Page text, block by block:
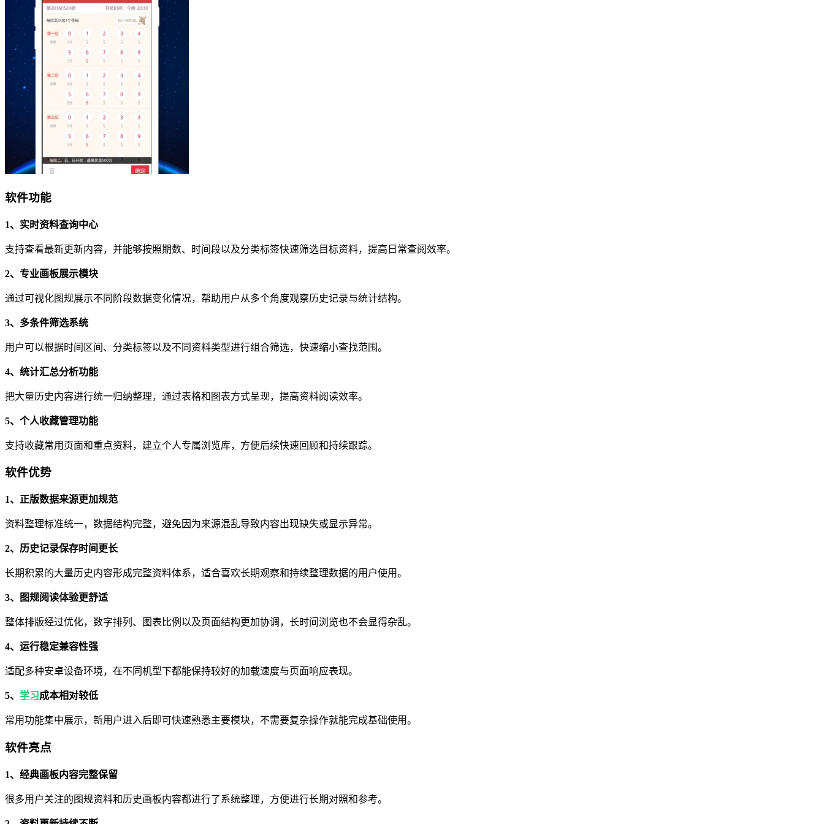
软件功能
1、实时资料查询中心
支持查看最新更新内容，并能够按照期数、时间段以及分类标签快速筛选目标资料，提高日常查阅效率。
2、专业画板展示模块
通过可视化图规展示不同阶段数据变化情况，帮助用户从多个角度观察历史记录与统计结构。
3、多条件筛选系统
用户可以根据时间区间、分类标签以及不同资料类型进行组合筛选，快速缩小查找范围。
4、统计汇总分析功能
把大量历史内容进行统一归纳整理，通过表格和图表方式呈现，提高资料阅读效率。
5、个人收藏管理功能
支持收藏常用页面和重点资料，建立个人专属浏览库，方便后续快速回顾和持续跟踪。
软件优势
1、正版数据来源更加规范
资料整理标准统一，数据结构完整，避免因为来源混乱导致内容出现缺失或显示异常。
2、历史记录保存时间更长
长期积累的大量历史内容形成完整资料体系，适合喜欢长期观察和持续整理数据的用户使用。
3、图规阅读体验更舒适
整体排版经过优化，数字排列、图表比例以及页面结构更加协调，长时间浏览也不会显得杂乱。
4、运行稳定兼容性强
适配多种安卓设备环境，在不同机型下都能保持较好的加载速度与页面响应表现。
5、 学习成本相对较低
常用功能集中展示，新用户进入后即可快速熟悉主要模块，不需要复杂操作就能完成基础使用。
软件亮点
1、经典画板内容完整保留
很多用户关注的图规资料和历史画板内容都进行了系统整理，方便进行长期对照和参考。